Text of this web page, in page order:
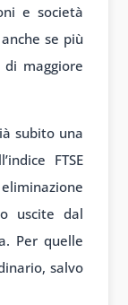
e società
se più
maggiore
subito una
FTSE
uscite dal
Per quelle
salvo